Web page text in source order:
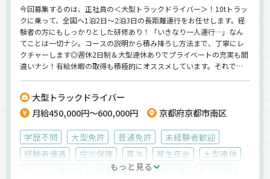
今回募集するのは、正社員の＜大型トラックドライバー＞！10tトラッ
クに乗って、全国へ1泊2日～2泊3日の長距離運行をお任せします。経
験者の方にもしっかりとした研修あり！「いきなり一人運行…」なん
てことは一切ナシ。コースの説明から積み降ろし方法まで、丁寧にレ
クチャーします◎週休2日制＆大型連休ありでプライベートの充実も間
違いナシ！有給休暇の取得も積極的にオススメしています。それでい
大型トラックドライバー
月給450,000円～600,000円
京都府京都市南区
学歴不問 大型免許 普通免許
未経験者歓迎
経験者優遇
労災保険 賞与 厚生年金
大型連休
健康保険 再雇用制度
もっと見る